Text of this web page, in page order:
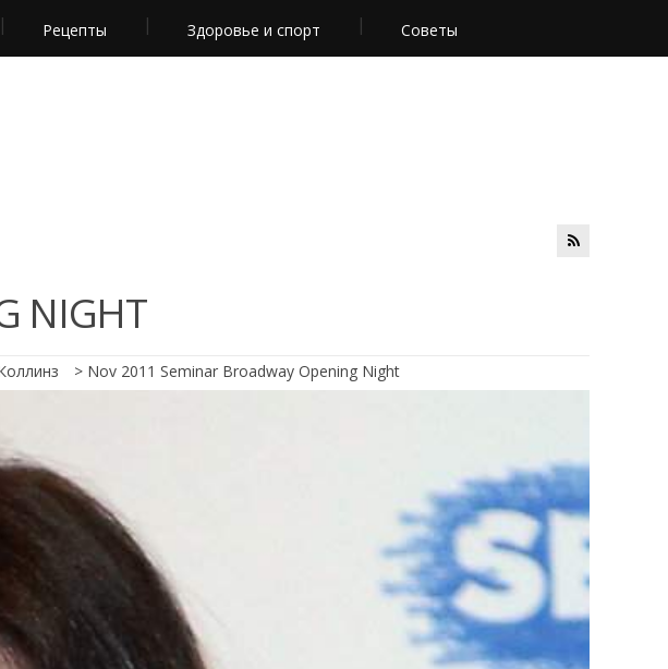
Рецепты Здоровье и спорт Советы
NIGHT
> Nov 2011 Seminar Broadway Opening Night